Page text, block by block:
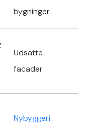
bygninger
Udsatte
facader
Nybyggeri